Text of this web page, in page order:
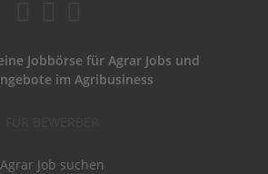
Jobbörse für Agrar Jobs und
im Agribusiness
Agrar Job suchen